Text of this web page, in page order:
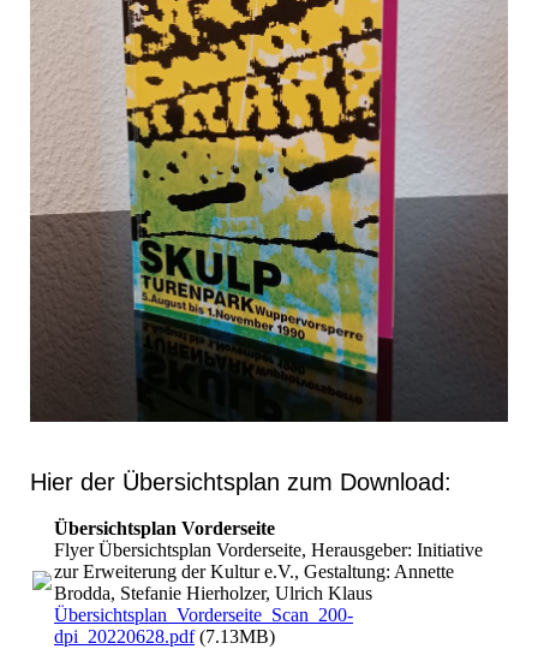
Hier der Übersichtsplan zum Download:
Übersichtsplan Vorderseite
Flyer Übersichtsplan Vorderseite, Herausgeber: Initiative
zur Erweiterung der Kultur e.V., Gestaltung: Annette
Brodda, Stefanie Hierholzer, Ulrich Klaus
Übersichtsplan_Vorderseite_Scan_200-
dpi_20220628.pdf(7.13MB)